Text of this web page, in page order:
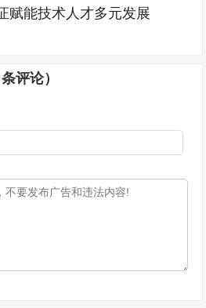
赋能技术人才多元发展
条评论）